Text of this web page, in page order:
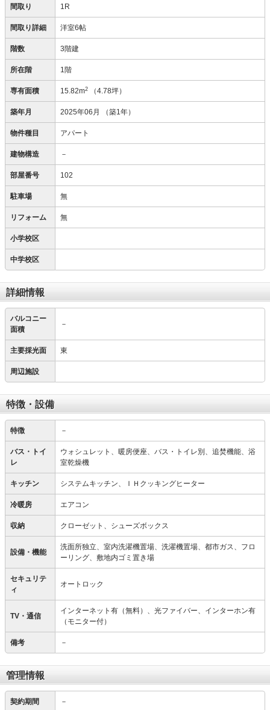
間取り 1R
間取り詳細 洋室6帖
階数 3階建
所在階 1階
専有面積 15.82m2 （4.78坪）
築年月 2025年06月 （築1年）
物件種目 アパート
建物構造 －
部屋番号 102
駐車場 無
リフォーム 無
小学校区
中学校区
詳細情報
バルコニー
面積
－
主要採光面 東
周辺施設
特徴・設備
特徴 －
バス・トイ
レ
ウォシュレット、暖房便座、バス・トイレ別、追焚機能、浴
室乾燥機
キッチン システムキッチン、ＩＨクッキングヒーター
冷暖房 エアコン
収納 クローゼット、シューズボックス
設備・機能
洗面所独立、室内洗濯機置場、洗濯機置場、都市ガス、フロ
ーリング、敷地内ゴミ置き場
セキュリテ
ィ
オートロック
TV・通信
インターネット有（無料）、光ファイバー、インターホン有
（モニター付）
備考 －
管理情報
契約期間 －